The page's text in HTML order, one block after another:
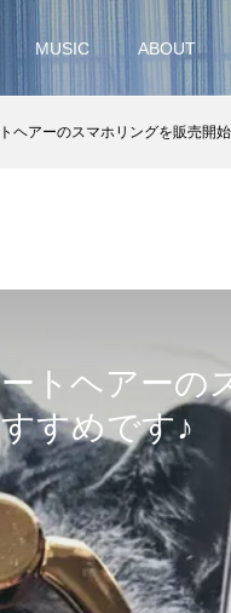
MUSIC ABOUT
ヘアーのスマホリングを販売開
トヘアーの
すめです♪